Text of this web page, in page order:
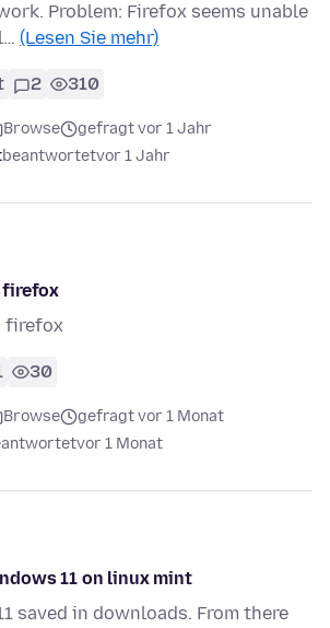
Problem: Firefox seems unable
(Lesen Sie mehr)
2 310
Browse
gefragt vor 1 Jahr
beantwortetvor 1 Jahr
firefox
firefox
30
Browse
gefragt vor 1 Monat
vor 1 Monat
11 on linux mint
saved in downloads. From there